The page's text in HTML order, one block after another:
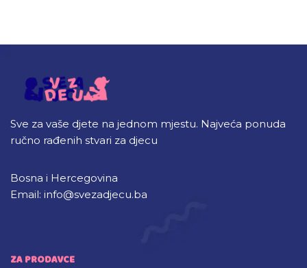
Sve za vaše djete na jednom mjestu. Najveća ponuda
ručno rađenih stvari za djecu
Bosna i Hercegovina
Email: info@svezadjecu.ba
ZA PRODAVCE